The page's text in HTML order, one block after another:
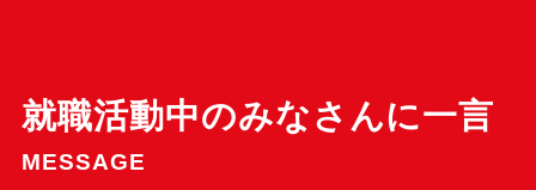
就職活動中のみなさんに一言
MESSAGE